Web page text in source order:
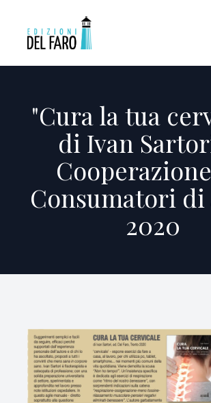
"Cura la tua
di Ivan
Consumatori
2020